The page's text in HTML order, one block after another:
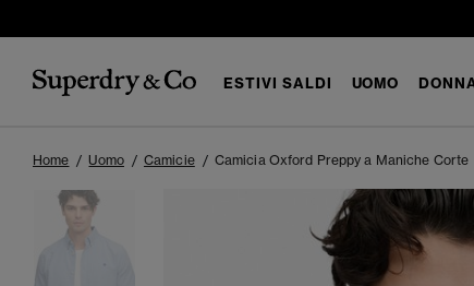
ESTIVI SALDI UOMO
Home Uomo Camicie Camicia Oxford Preppy a Maniche Corte